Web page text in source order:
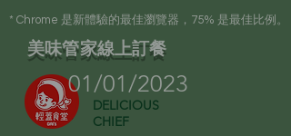
* Chrome 是新體驗的最佳瀏覽器，75% 是最佳比例。
美味管家線上訂餐
DELICIOUS
CHIEF
01/01/2023